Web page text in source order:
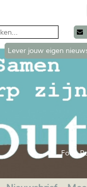
Lever jouw eigen
Foto: